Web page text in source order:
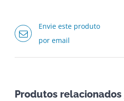
Envie este produto
por email
Produtos relacionados